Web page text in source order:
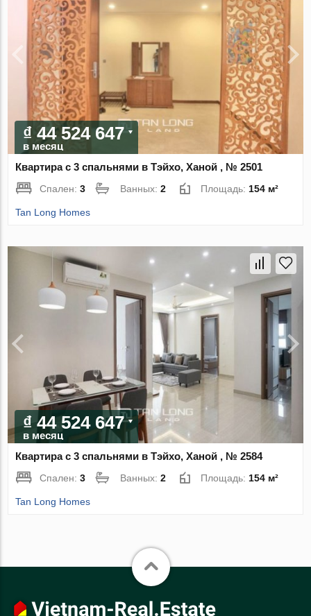
₫ 44 524 647
в месяц
Квартира с 3 спальнями в Тэйхо, Ханой , № 2501
Спален:3 Ванных:2 Площадь: 154 м²
Tan Long Homes
₫ 44 524 647
в месяц
Квартира с 3 спальнями в Тэйхо, Ханой , № 2584
Спален:3 Ванных:2 Площадь: 154 м²
Tan Long Homes